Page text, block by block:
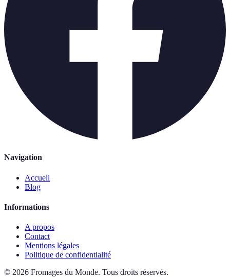
Navigation
Accueil
Blog
Informations
A propos
Contact
Mentions légales
Politique de confidentialité
© 2026 Fromages du Monde. Tous droits réservés.